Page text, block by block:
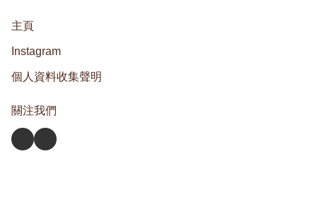
主頁
Instagram
個人資料收集聲明
關注我們